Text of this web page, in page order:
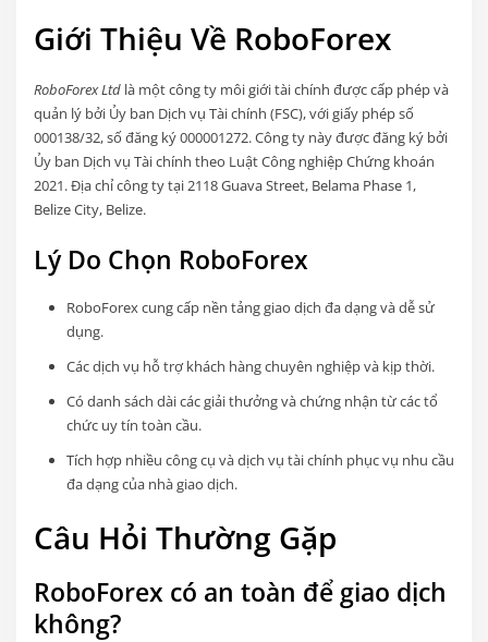
Giới Thiệu Về RoboForex
RoboForex Ltd là một công ty môi giới tài chính được cấp phép và
quản lý bởi Ủy ban Dịch vụ Tài chính (FSC), với giấy phép số
000138/32, số đăng ký 000001272. Công ty này được đăng ký bởi
Ủy ban Dịch vụ Tài chính theo Luật Công nghiệp Chứng khoán
2021. Địa chỉ công ty tại 2118 Guava Street, Belama Phase 1,
Belize City, Belize.
Lý Do Chọn RoboForex
RoboForex cung cấp nền tảng giao dịch đa dạng và dễ sử
dụng.
Các dịch vụ hỗ trợ khách hàng chuyên nghiệp và kịp thời.
Có danh sách dài các giải thưởng và chứng nhận từ các tổ
chức uy tín toàn cầu.
Tích hợp nhiều công cụ và dịch vụ tài chính phục vụ nhu cầu
đa dạng của nhà giao dịch.
Câu Hỏi Thường Gặp
RoboForex có an toàn để giao dịch
không?